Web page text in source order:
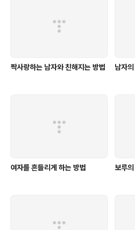
짝사랑하는 남자와 친해지는 방법 남자
여자를 흔들리게 하는 방법 보루